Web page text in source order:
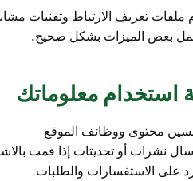
ملفات تعريف الارتباط وتقنيات
بعض الميزات بشكل صحيح.
استخدام معلوماتك
محتوى ووظائف الموقع
نشرات أو تحديثات إذا قمت
على الاستفسارات والطلبات